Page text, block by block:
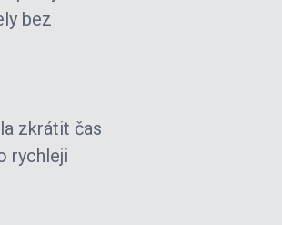
bez
zkrátit čas
rychleji